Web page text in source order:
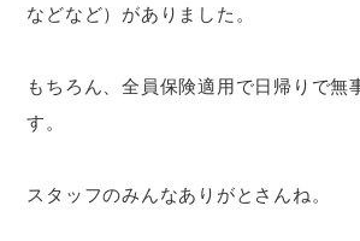
などなど）がありました。
もちろん、全員保険適用で日帰りで無
す。
スタッフのみんなありがとさんね。